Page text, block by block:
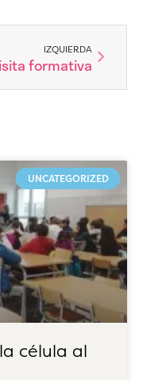
IZQUIERDA
formativa
UNCATEGORIZED
célula al